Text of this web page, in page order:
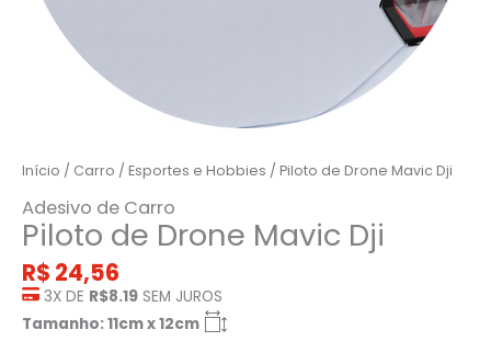
Início / Carro / Esportes e Hobbies / Piloto de Drone Mavic Dji
Adesivo de Carro
Piloto de Drone Mavic Dji
R$ 24,56
3X DE R$8.19 SEM JUROS
Tamanho: 11cm x 12cm